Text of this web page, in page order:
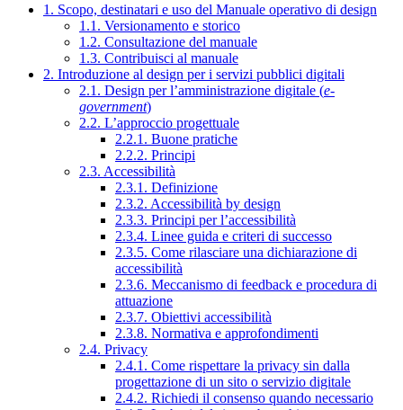
1. Scopo, destinatari e uso del Manuale operativo di design
1.1. Versionamento e storico
1.2. Consultazione del manuale
1.3. Contribuisci al manuale
2. Introduzione al design per i servizi pubblici digitali
2.1. Design per l’amministrazione digitale (e-
government)
2.2. L’approccio progettuale
2.2.1. Buone pratiche
2.2.2. Principi
2.3. Accessibilità
2.3.1. Definizione
2.3.2. Accessibilità by design
2.3.3. Principi per l’accessibilità
2.3.4. Linee guida e criteri di successo
2.3.5. Come rilasciare una dichiarazione di
accessibilità
2.3.6. Meccanismo di feedback e procedura di
attuazione
2.3.7. Obiettivi accessibilità
2.3.8. Normativa e approfondimenti
2.4. Privacy
2.4.1. Come rispettare la privacy sin dalla
progettazione di un sito o servizio digitale
2.4.2. Richiedi il consenso quando necessario